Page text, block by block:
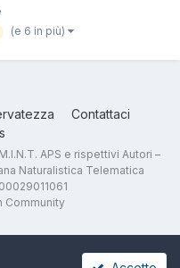
Laest. Orchis lapponica
Divisione: Magno...
(e 6 in più)
Contattaci
APS e rispettivi Autori –
Naturalistica Telematica
Community